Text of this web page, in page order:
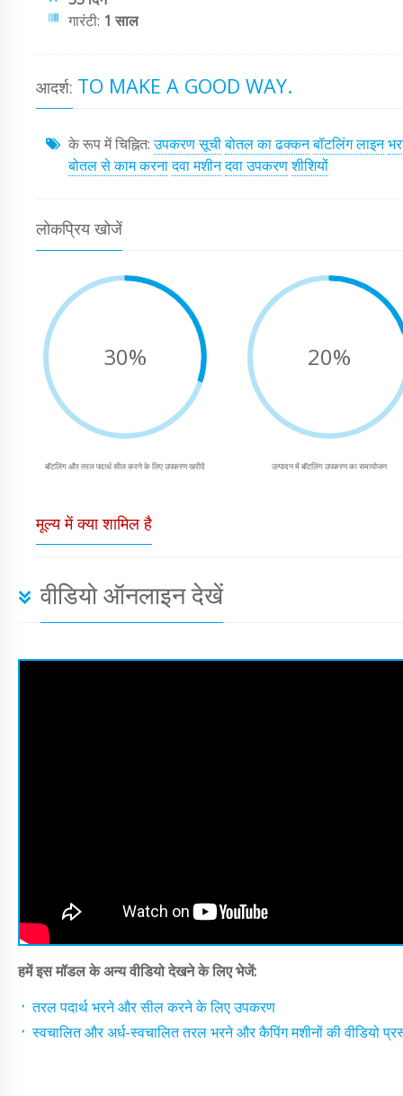
गारंटी: 1 साल
आदर्श: TO MAKE A GOOD WAY.
के रूप में चिह्नित:उपकरण सूचीबोतल का ढक्कनबॉटलिंग लाइन
बोतल से काम करनादवा मशीनदवा उपकरणशीशियों
लोकप्रिय खोजें
30%
बॉटलिंग और तरल पदार्थ सील करने के लिए उपकरण खरीदें
20%
उत्पादन में बॉटलिंग उपकरण का समायोजन
मूल्य में क्या शामिल है
वीडियो ऑनलाइन देखें
हमें इस मॉडल के अन्य वीडियो देखने के लिए भेजें:
तरल पदार्थ भरने और सील करने के लिए उपकरण
स्वचालित और अर्ध-स्वचालित तरल भरने और कैपिंग मशीनों की वीडियो